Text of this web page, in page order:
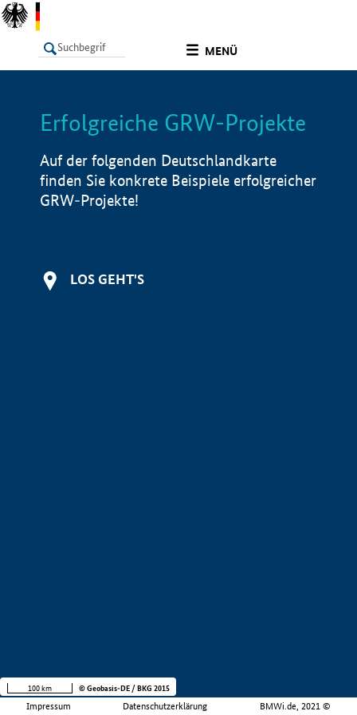
MENÜ
LISTE Info
Erfolgreiche GRW-Projekte
Auf der folgenden Deutschlandkarte
finden Sie konkrete Beispiele erfolgreicher
GRW-Projekte!
LOS GEHT'S
Impressum Datenschutzerklärung BMWi.de, 2021 ©
100 km © Geobasis-DE / BKG 2015